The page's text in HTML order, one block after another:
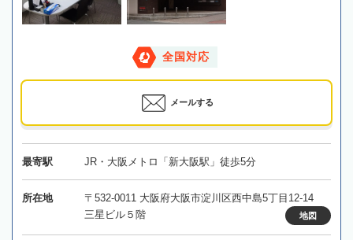
全国対応
メールする
最寄駅 JR・大阪メトロ「新大阪駅」徒歩5分
所在地
〒532-0011 大阪府大阪市淀川区西中島5丁目12-14
三星ビル５階
地図